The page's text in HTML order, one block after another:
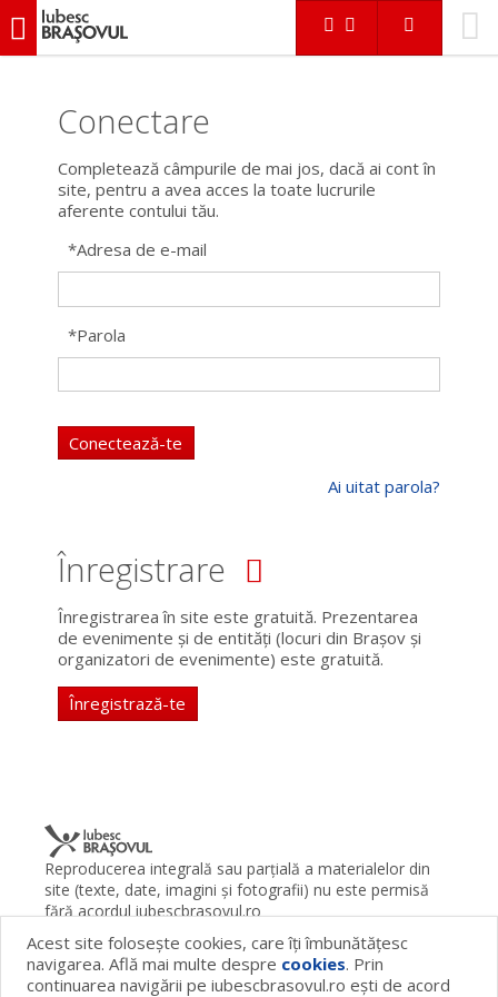
iubescbraşovul.ro
Conectare
Completează câmpurile de mai jos, dacă ai cont în
site, pentru a avea acces la toate lucrurile
aferente contului tău.
*Adresa de e-mail
*Parola
Conectează-te
Ai uitat parola?
Înregistrare
Înregistrarea în site este gratuită. Prezentarea
de evenimente şi de entităţi (locuri din Braşov şi
organizatori de evenimente) este gratuită.
Înregistrază-te
Reproducerea integrală sau parţială a materialelor din
site (texte, date, imagini şi fotografii) nu este permisă
fără acordul iubescbrasovul.ro
Termeni şi condiţii
Contact Despre proiect
FAQ
Cookies
Publicitate
Acest site foloseşte cookies, care îţi îmbunătăţesc
navigarea. Află mai multe despre cookies. Prin
continuarea navigării pe iubescbrasovul.ro eşti de acord